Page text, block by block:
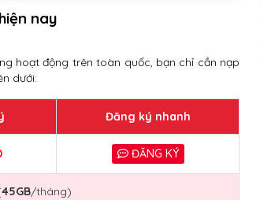
nay
hoạt động trên toàn quốc, bạn chỉ cần nạp
dưới:
Đăng ký nhanh
ĐĂNG KÝ
45GB/tháng)